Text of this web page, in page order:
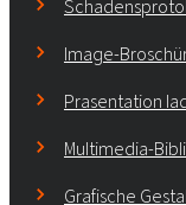
Image-
Prasentation
Multimedia-
Grafische